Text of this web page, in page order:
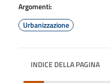
Argomenti:
Urbanizzazione
INDICE DELLA PAGINA